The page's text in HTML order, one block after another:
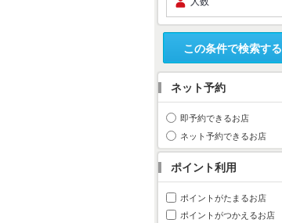
この条件で検索する
ネット予約
即予約できるお店
ネット予約できるお店
ポイント利用
ポイントがたまるお店
ポイントがつかえるお店